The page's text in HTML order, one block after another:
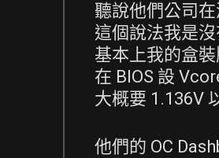
聽說他們公司在
這個說法我是沒
基本上我的盒裝
在 BIOS 設
大概要 1.136V
他們的 OC